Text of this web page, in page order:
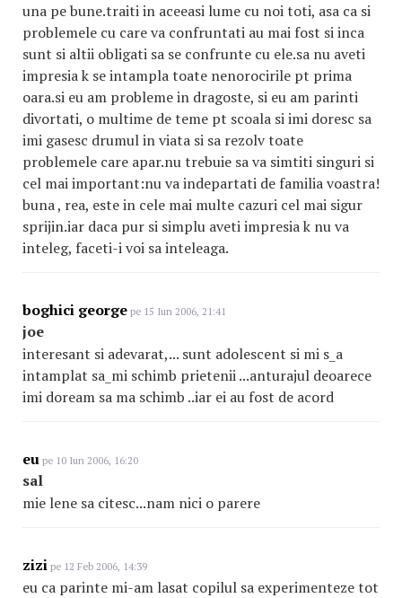
una pe bune.traiti in aceeasi lume cu noi toti, asa ca si
problemele cu care va confruntati au mai fost si inca
sunt si altii obligati sa se confrunte cu ele.sa nu aveti
impresia k se intampla toate nenorocirile pt prima
oara.si eu am probleme in dragoste, si eu am parinti
divortati, o multime de teme pt scoala si imi doresc sa
imi gasesc drumul in viata si sa rezolv toate
problemele care apar.nu trebuie sa va simtiti singuri si
cel mai important:nu va indepartati de familia voastra!
buna , rea, este in cele mai multe cazuri cel mai sigur
sprijin.iar daca pur si simplu aveti impresia k nu va
inteleg, faceti-i voi sa inteleaga.
boghici george pe 15 Iun 2006, 21:41
joe
interesant si adevarat,... sunt adolescent si mi s_a
intamplat sa_mi schimb prietenii ...anturajul deoarece
imi doream sa ma schimb ..iar ei au fost de acord
eu pe 10 Iun 2006, 16:20
sal
mie lene sa citesc...nam nici o parere
zizi pe 12 Feb 2006, 14:39
eu ca parinte mi-am lasat copilul sa experimenteze tot